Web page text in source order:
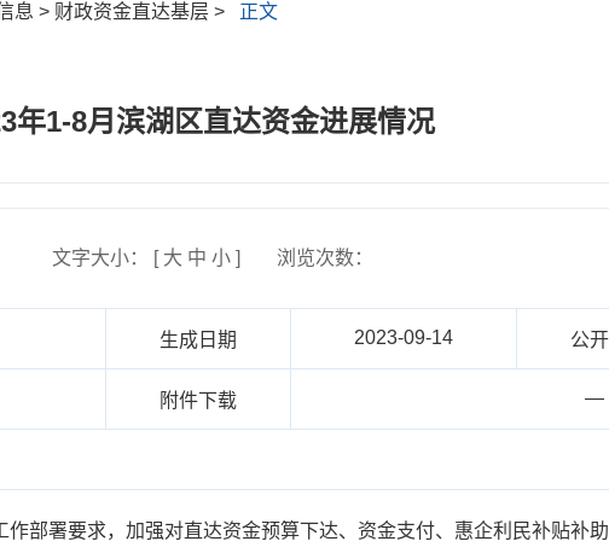
息 > 财政资金直达基层 > 正文
年1-8月滨湖区直达资金进展情况
文字大小： [ 大 中 小] 浏览次数：
生成日期 2023-09-14 公
附件下载 —
署要求，加强对直达资金预算下达、资金支付、惠企利民补贴补助